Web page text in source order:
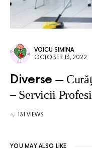
VOICU SIMINA
OCTOBER 13, 2022
Diverse
– Servicii
131 VIEWS
YOU MAY ALSO LIKE